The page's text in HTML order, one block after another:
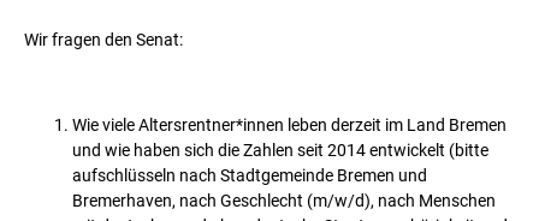
Wir fragen den Senat:
Wie viele Altersrentner*innen leben derzeit im Land Bremen
und wie haben sich die Zahlen seit 2014 entwickelt (bitte
aufschlüsseln nach Stadtgemeinde Bremen und
Bremerhaven, nach Geschlecht (m/w/d), nach Menschen